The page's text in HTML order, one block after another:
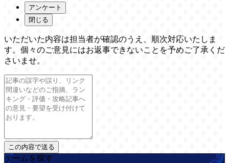
アンケート
閉じる
いただいた内容は担当者が確認のうえ、順次対応いたしま
す。個々のご意見にはお返事できないことを予めご了承くだ
さいませ。
ゲームを探す